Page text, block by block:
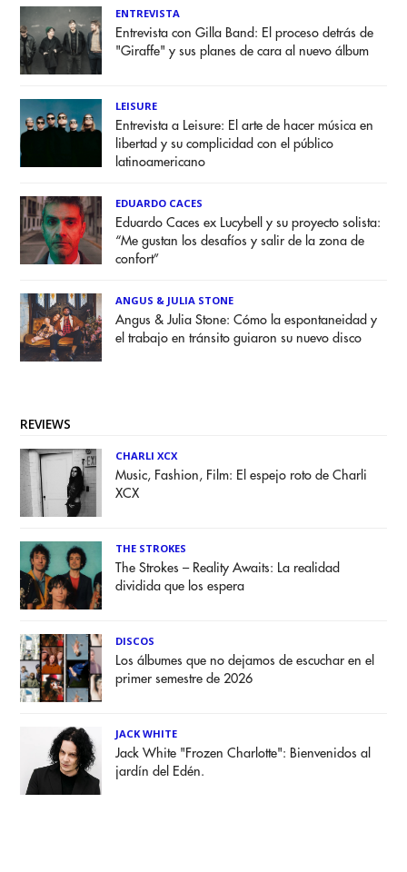
ENTREVISTA
Entrevista con Gilla Band: El proceso detrás de
"Giraffe" y sus planes de cara al nuevo álbum
LEISURE
Entrevista a Leisure: El arte de hacer música en
libertad y su complicidad con el público
latinoamericano
EDUARDO CACES
Eduardo Caces ex Lucybell y su proyecto solista:
“Me gustan los desafíos y salir de la zona de
confort”
ANGUS & JULIA STONE
Angus & Julia Stone: Cómo la espontaneidad y
el trabajo en tránsito guiaron su nuevo disco
REVIEWS
CHARLI XCX
Music, Fashion, Film: El espejo roto de Charli
XCX
THE STROKES
The Strokes – Reality Awaits: La realidad
dividida que los espera
DISCOS
Los álbumes que no dejamos de escuchar en el
primer semestre de 2026
JACK WHITE
Jack White "Frozen Charlotte": Bienvenidos al
jardín del Edén.